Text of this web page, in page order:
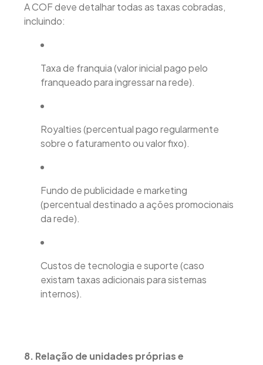
A COF deve detalhar todas as taxas cobradas,
incluindo:
Taxa de franquia (valor inicial pago pelo
franqueado para ingressar na rede).
Royalties (percentual pago regularmente
sobre o faturamento ou valor fixo).
Fundo de publicidade e marketing
(percentual destinado a ações promocionais
da rede).
Custos de tecnologia e suporte (caso
existam taxas adicionais para sistemas
internos).
8. Relação de unidades próprias e